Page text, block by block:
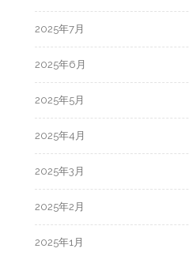
2025年7月
2025年6月
2025年5月
2025年4月
2025年3月
2025年2月
2025年1月